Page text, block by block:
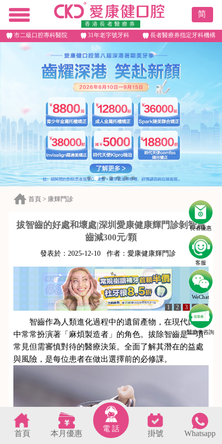
香港長者醫療券
简
市二級口腔專科醫院 31年老字號牙科 長者醫療券指定牙科機構
長者優惠
客服
WeChat
醫療劵咨詢
首頁 > 康輝門診
拔智齒的好處和壞處|深圳愛康健康輝門診剝智慧
齒減300元/顆
發表於： 2025-12-10 作者： 愛康健康輝門診
1 2 3 4 5
智齒作為人類進化過程中的遺留產物，在現代口腔
中常常扮演著「麻煩製造者」的角色。拔除智齒是一項
常見但需審慎對待的醫療決策。全面了解其潛在的益處
與風險，是每位患者在做出選擇前的必修課。
首頁 本月優惠
電 話
掛號 Whatsapp